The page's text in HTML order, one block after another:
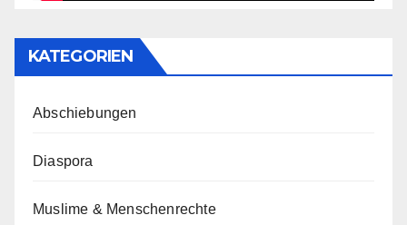
KATEGORIEN
Abschiebungen
Diaspora
Muslime & Menschenrechte